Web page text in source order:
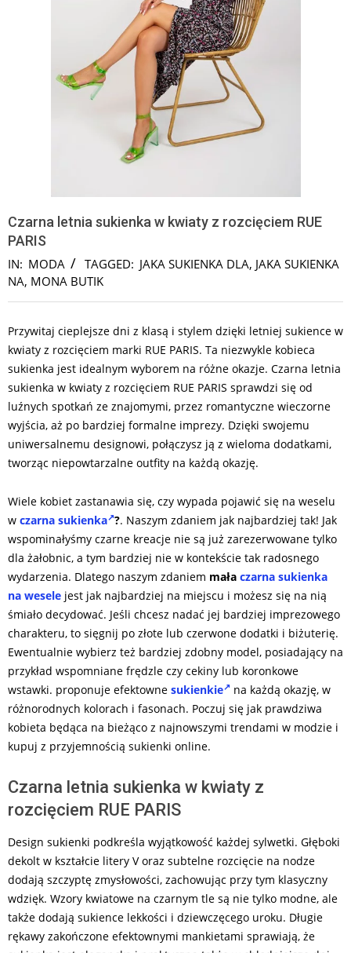
Czarna letnia sukienka w kwiaty z rozcięciem RUE
PARIS
IN: MODA TAGGED: JAKA SUKIENKA DLA, JAKA SUKIENKA
NA, MONA BUTIK
Przywitaj cieplejsze dni z klasą i stylem dzięki letniej sukience w
kwiaty z rozcięciem marki RUE PARIS. Ta niezwykle kobieca
sukienka jest idealnym wyborem na różne okazje. Czarna letnia
sukienka w kwiaty z rozcięciem RUE PARIS sprawdzi się od
luźnych spotkań ze znajomymi, przez romantyczne wieczorne
wyjścia, aż po bardziej formalne imprezy. Dzięki swojemu
uniwersalnemu designowi, połączysz ją z wieloma dodatkami,
tworząc niepowtarzalne outfity na każdą okazję.
Wiele kobiet zastanawia się, czy wypada pojawić się na weselu
w czarna sukienka ?. Naszym zdaniem jak najbardziej tak! Jak
wspominałyśmy czarne kreacje nie są już zarezerwowane tylko
dla żałobnic, a tym bardziej nie w kontekście tak radosnego
wydarzenia. Dlatego naszym zdaniem mała czarna sukienka
na wesele jest jak najbardziej na miejscu i możesz się na nią
śmiało decydować. Jeśli chcesz nadać jej bardziej imprezowego
charakteru, to sięgnij po złote lub czerwone dodatki i biżuterię.
Ewentualnie wybierz też bardziej zdobny model, posiadający na
przykład wspomniane frędzle czy cekiny lub koronkowe
wstawki. proponuje efektowne sukienkie
na każdą okazję, w
różnorodnych kolorach i fasonach. Poczuj się jak prawdziwa
kobieta będąca na bieżąco z najnowszymi trendami w modzie i
kupuj z przyjemnością sukienki online.
Czarna letnia sukienka w kwiaty z
rozcięciem RUE PARIS
Design sukienki podkreśla wyjątkowość każdej sylwetki. Głęboki
dekolt w kształcie litery V oraz subtelne rozcięcie na nodze
dodają szczyptę zmysłowości, zachowując przy tym klasyczny
wdzięk. Wzory kwiatowe na czarnym tle są nie tylko modne, ale
także dodają sukience lekkości i dziewczęcego uroku. Długie
rękawy zakończone efektownymi mankietami sprawiają, że